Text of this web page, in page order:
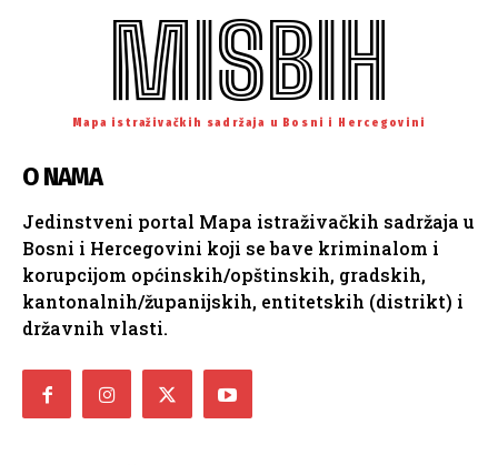
MISBIH
Mapa istraživačkih sadržaja u Bosni i Hercegovini
O NAMA
Jedinstveni portal Mapa istraživačkih sadržaja u
Bosni i Hercegovini koji se bave kriminalom i
korupcijom općinskih/opštinskih, gradskih,
kantonalnih/županijskih, entitetskih (distrikt) i
državnih vlasti.